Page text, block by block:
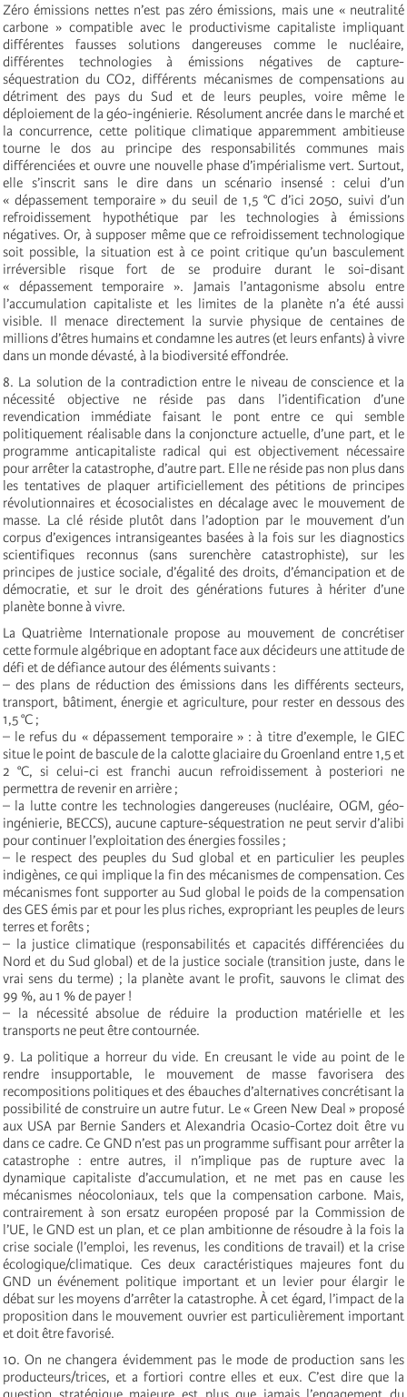
Zéro émissions nettes n’est pas zéro émissions, mais une « neutralité
carbone » compatible avec le productivisme capitaliste impliquant
différentes fausses solutions dangereuses comme le nucléaire,
différentes technologies à émissions négatives de capture-
séquestration du CO2, différents mécanismes de compensations au
détriment des pays du Sud et de leurs peuples, voire même le
déploiement de la géo-ingénierie. Résolument ancrée dans le marché et
la concurrence, cette politique climatique apparemment ambitieuse
tourne le dos au principe des responsabilités communes mais
différenciées et ouvre une nouvelle phase d’impérialisme vert. Surtout,
elle s’inscrit sans le dire dans un scénario insensé : celui d’un
« dépassement temporaire » du seuil de 1,5 °C d’ici 2050, suivi d’un
refroidissement hypothétique par les technologies à émissions
négatives. Or, à supposer même que ce refroidissement technologique
soit possible, la situation est à ce point critique qu’un basculement
irréversible risque fort de se produire durant le soi-disant
« dépassement temporaire ». Jamais l’antagonisme absolu entre
l’accumulation capitaliste et les limites de la planète n’a été aussi
visible. Il menace directement la survie physique de centaines de
millions d’êtres humains et condamne les autres (et leurs enfants) à vivre
dans un monde dévasté, à la biodiversité effondrée.
8. La solution de la contradiction entre le niveau de conscience et la
nécessité objective ne réside pas dans l’identification d’une
revendication immédiate faisant le pont entre ce qui semble
politiquement réalisable dans la conjoncture actuelle, d’une part, et le
programme anticapitaliste radical qui est objectivement nécessaire
pour arrêter la catastrophe, d’autre part. Elle ne réside pas non plus dans
les tentatives de plaquer artificiellement des pétitions de principes
révolutionnaires et écosocialistes en décalage avec le mouvement de
masse. La clé réside plutôt dans l’adoption par le mouvement d’un
corpus d’exigences intransigeantes basées à la fois sur les diagnostics
scientifiques reconnus (sans surenchère catastrophiste), sur les
principes de justice sociale, d’égalité des droits, d’émancipation et de
démocratie, et sur le droit des générations futures à hériter d’une
planète bonne à vivre.
La Quatrième Internationale propose au mouvement de concrétiser
cette formule algébrique en adoptant face aux décideurs une attitude de
défi et de défiance autour des éléments suivants :
– des plans de réduction des émissions dans les différents secteurs,
transport, bâtiment, énergie et agriculture, pour rester en dessous des
1,5 °C ;
– le refus du « dépassement temporaire » : à titre d’exemple, le GIEC
situe le point de bascule de la calotte glaciaire du Groenland entre 1,5 et
2 °C, si celui-ci est franchi aucun refroidissement à posteriori ne
permettra de revenir en arrière ;
– la lutte contre les technologies dangereuses (nucléaire, OGM, géo-
ingénierie, BECCS), aucune capture-séquestration ne peut servir d’alibi
pour continuer l’exploitation des énergies fossiles ;
– le respect des peuples du Sud global et en particulier les peuples
indigènes, ce qui implique la fin des mécanismes de compensation. Ces
mécanismes font supporter au Sud global le poids de la compensation
des GES émis par et pour les plus riches, expropriant les peuples de leurs
terres et forêts ;
– la justice climatique (responsabilités et capacités différenciées du
Nord et du Sud global) et de la justice sociale (transition juste, dans le
vrai sens du terme) ; la planète avant le profit, sauvons le climat des
99 %, au 1 % de payer !
– la nécessité absolue de réduire la production matérielle et les
transports ne peut être contournée.
9. La politique a horreur du vide. En creusant le vide au point de le
rendre insupportable, le mouvement de masse favorisera des
recompositions politiques et des ébauches d’alternatives concrétisant la
possibilité de construire un autre futur. Le « Green New Deal » proposé
aux USA par Bernie Sanders et Alexandria Ocasio-Cortez doit être vu
dans ce cadre. Ce GND n’est pas un programme suffisant pour arrêter la
catastrophe : entre autres, il n’implique pas de rupture avec la
dynamique capitaliste d’accumulation, et ne met pas en cause les
mécanismes néocoloniaux, tels que la compensation carbone. Mais,
contrairement à son ersatz européen proposé par la Commission de
l’UE, le GND est un plan, et ce plan ambitionne de résoudre à la fois la
crise sociale (l’emploi, les revenus, les conditions de travail) et la crise
écologique/climatique. Ces deux caractéristiques majeures font du
GND un événement politique important et un levier pour élargir le
débat sur les moyens d’arrêter la catastrophe. À cet égard, l’impact de la
proposition dans le mouvement ouvrier est particulièrement important
et doit être favorisé.
10. On ne changera évidemment pas le mode de production sans les
producteurs/trices, et a fortiori contre elles et eux. C’est dire que la